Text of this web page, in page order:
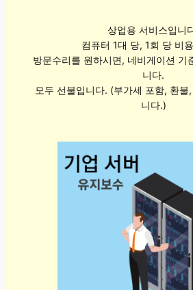
상업용 서비스입니
컴퓨터 1대 당, 1회 당 비
방문수리를 원하시면, 네비게이션 기
니다.
모두 선불입니다. (부가세 포함, 환불
니다.)